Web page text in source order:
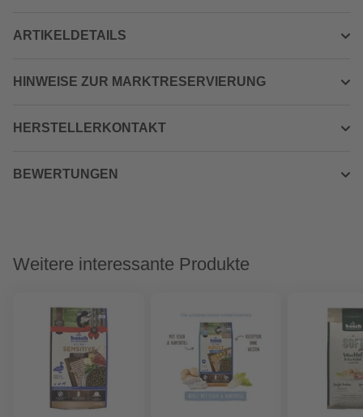
ARTIKELDETAILS
HINWEISE ZUR MARKTRESERVIERUNG
HERSTELLERKONTAKT
BEWERTUNGEN
Weitere interessante Produkte